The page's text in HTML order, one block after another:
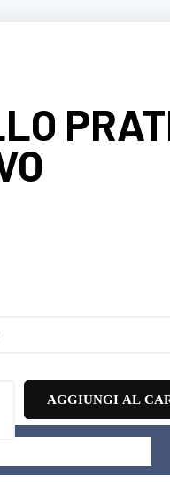
AGGIUNGI AL